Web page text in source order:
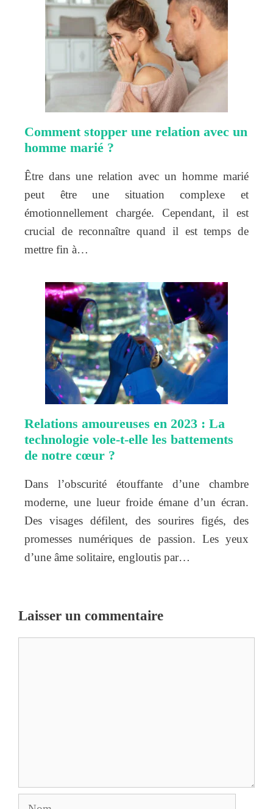
Comment stopper une relation avec un
homme marié ?
Être dans une relation avec un homme marié
peut être une situation complexe et
émotionnellement chargée. Cependant, il est
crucial de reconnaître quand il est temps de
mettre fin à…
Relations amoureuses en 2023 : La
technologie vole-t-elle les battements
de notre cœur ?
Dans l’obscurité étouffante d’une chambre
moderne, une lueur froide émane d’un écran.
Des visages défilent, des sourires figés, des
promesses numériques de passion. Les yeux
d’une âme solitaire, engloutis par…
Laisser un commentaire
Nom